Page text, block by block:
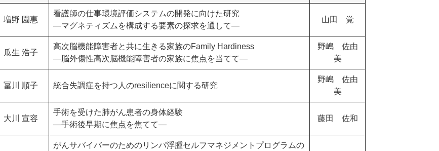
増野 園惠
看護師の仕事環境評価システムの開発に向けた研究
―マグネティズムを構成する要素の探求を通して―
山田 覚
瓜生 浩子
高次脳機能障害者と共に生きる家族のFamily Hardiness
―脳外傷性高次脳機能障害者の家族に焦点を当てて―
野嶋 佐由
美
冨川 順子 統合失調症を持つ人のresilienceに関する研究
野嶋 佐由
美
大川 宣容
手術を受けた肺がん患者の身体経験
―手術後早期に焦点を焦てて―
藤田 佐和
がんサバイバーのためのリンパ浮腫セルフマネジメントプログラムの